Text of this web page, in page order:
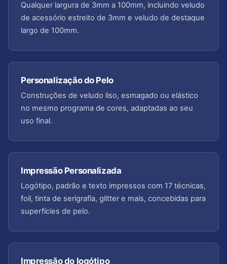
Qualquer largura de 3mm a 100mm, incluindo veludo
de acessório estreito de 3mm e veludo de destaque
largo de 100mm.
Personalização do Pelo
Construções de veludo liso, esmagado ou elástico
no mesmo programa de cores, adaptadas ao seu
uso final.
Impressão Personalizada
Logótipo, padrão e texto impressos com 17 técnicas,
foil, tinta de serigrafia, glitter e mais, concebidas para
superfícies de pelo.
Impressão do logótipo